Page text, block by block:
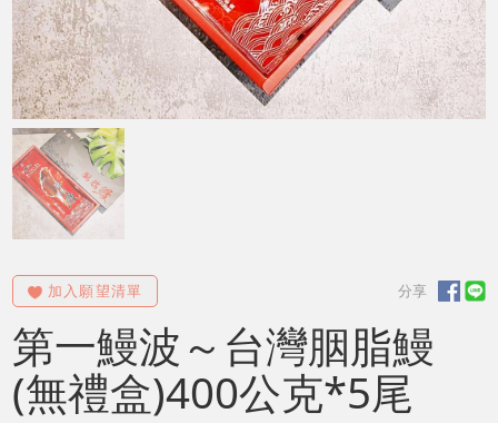
第一鰻波～台灣胭脂鰻
(無禮盒)400公克*5尾